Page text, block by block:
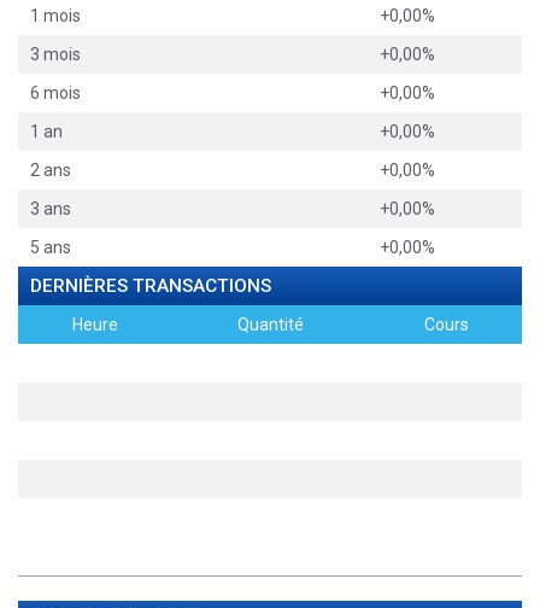
1 mois
+0,00%
3 mois
+0,00%
6 mois
+0,00%
1 an
+0,00%
2 ans
+0,00%
3 ans
+0,00%
5 ans
+0,00%
DERNIÈRES TRANSACTIONS
Heure Quantité Cours